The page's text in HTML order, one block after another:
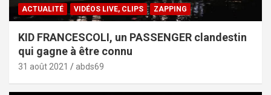
ACTUALITÉ VIDÉOS LIVE, CLIPS ZAPPING
KID FRANCESCOLI, un PASSENGER clandestin
qui gagne à être connu
31 août 2021 abds69